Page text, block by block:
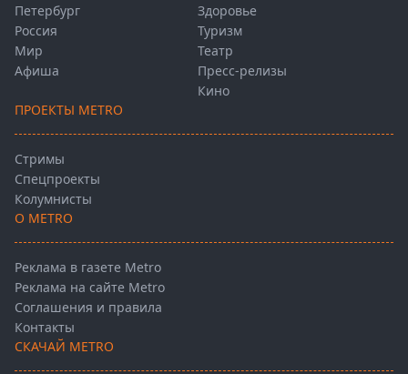
Петербург
Россия
Мир
Афиша
Здоровье
Туризм
Театр
Пресс-релизы
Кино
ПРОЕКТЫ METRO
Стримы
Спецпроекты
Колумнисты
О METRO
Реклама в газете Metro
Реклама на сайте Metro
Соглашения и правила
Контакты
СКАЧАЙ METRO